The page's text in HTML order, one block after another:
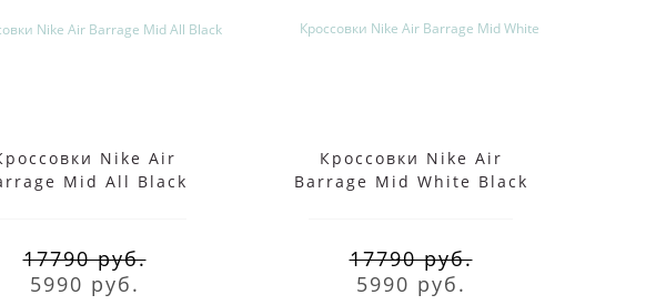
Nike Air
Mid All Black
17790 руб.
5990 руб.
Кроссовки Nike Air
Barrage Mid White Black
17790 руб.
5990 руб.